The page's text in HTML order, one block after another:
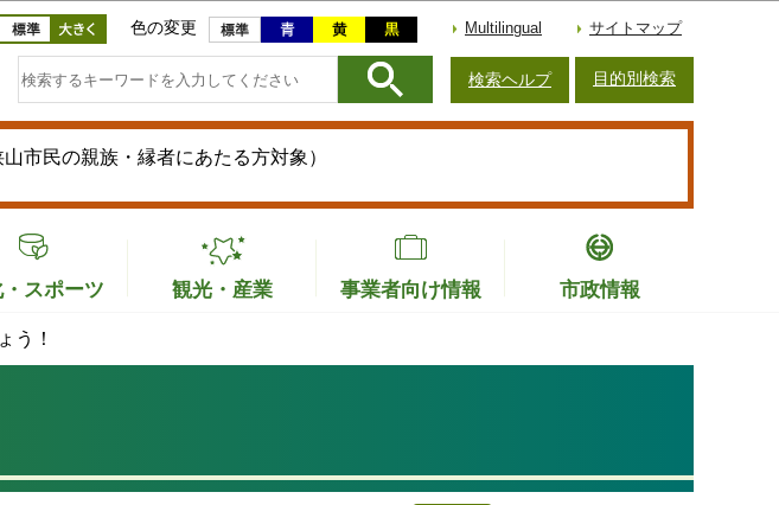
文へ移動
色の変更 Multilingual サイトマップ
検索ヘルプ 目的別検索
市民の親族・縁者にあたる方対象）
スポーツ 観光・産業 事業者向け情報 市政情報
う！